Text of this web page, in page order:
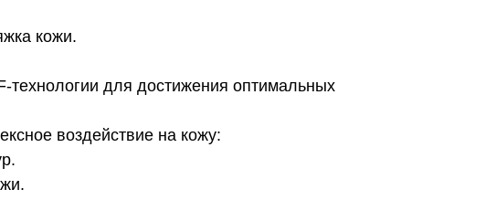
кожи.
для достижения оптимальных
воздействие на кожу: